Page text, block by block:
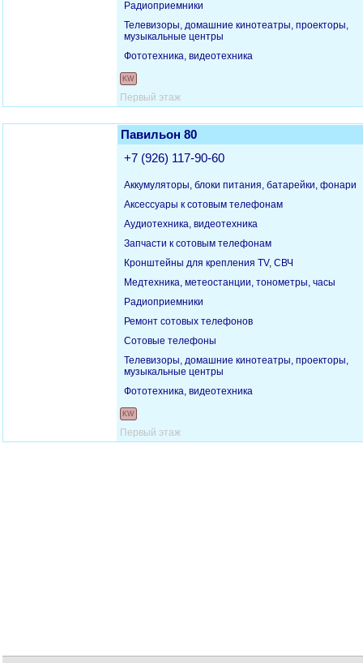
Радиоприемники
Телевизоры, домашние кинотеатры, проекторы,
музыкальные центры
Фототехника, видеотехника
KW
Первый этаж
Павильон 80
+7 (926) 117-90-60
Аккумуляторы, блоки питания, батарейки, фонари
Аксессуары к сотовым телефонам
Аудиотехника, видеотехника
Запчасти к сотовым телефонам
Кронштейны для крепления TV, СВЧ
Медтехника, метеостанции, тонометры, часы
Радиоприемники
Ремонт сотовых телефонов
Сотовые телефоны
Телевизоры, домашние кинотеатры, проекторы,
музыкальные центры
Фототехника, видеотехника
KW
Первый этаж